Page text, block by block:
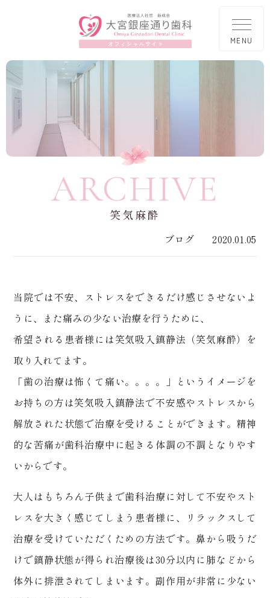
ARCHIVE
笑気麻酔
ブログ 2020.01.05
当院では不安、ストレスをできるだけ感じさせないよ
うに、また痛みの少ない治療を行うために、
希望される患者様には笑気吸入鎮静法（笑気麻酔）を
取り入れてます。
「歯の治療は怖くて痛い。。。。」というイメージを
お持ちの方は笑気吸入鎮静法で不安感やストレスから
解放された状態で治療を受けることができます。精神
的な苦痛が歯科治療中に起きる体調の不調となりやす
いからです。
大人はもちろん子供まで歯科治療に対して不安やスト
レスを大きく感じてしまう患者様に、リラックスして
治療を受けていただくための方法です。鼻から吸うだ
けで鎮静状態が得られ治療後は30分以内に肺などから
体外に排泄されてしまいます。副作用が非常に少ない